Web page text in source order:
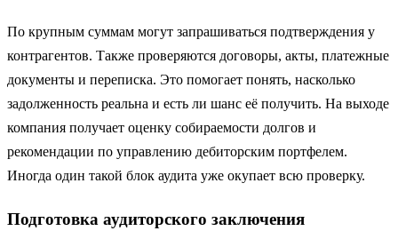
По крупным суммам могут запрашиваться подтверждения у
контрагентов. Также проверяются договоры, акты, платежные
документы и переписка. Это помогает понять, насколько
задолженность реальна и есть ли шанс её получить. На выходе
компания получает оценку собираемости долгов и
рекомендации по управлению дебиторским портфелем.
Иногда один такой блок аудита уже окупает всю проверку.
Подготовка аудиторского заключения